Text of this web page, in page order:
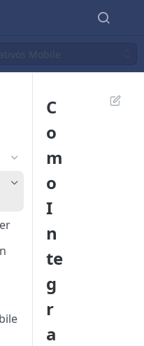
Mobile
C
o
m
o
I
n
te
g
r
a